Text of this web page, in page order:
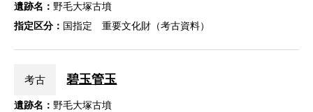
遺跡名： 野毛大塚古墳
指定区分： 国指定 重要文化財（考古資料）
考古 碧玉管玉
遺跡名： 野毛大塚古墳